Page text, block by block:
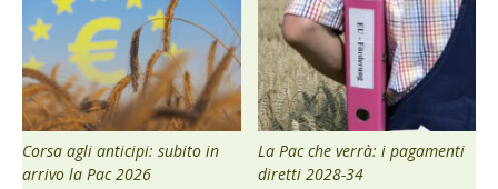
Corsa agli anticipi: subito in
arrivo la Pac 2026
La Pac che verrà: i pagamenti
diretti 2028-34